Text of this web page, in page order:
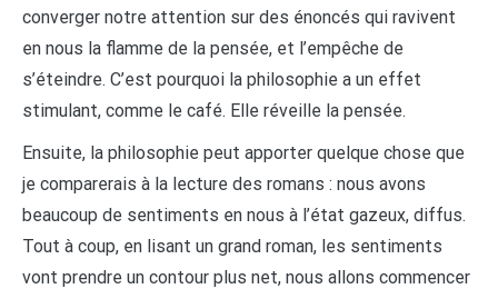
converger notre attention sur des énoncés qui ravivent
en nous la flamme de la pensée, et l’empêche de
s’éteindre. C’est pourquoi la philosophie a un effet
stimulant, comme le café. Elle réveille la pensée.
Ensuite, la philosophie peut apporter quelque chose que
je comparerais à la lecture des romans : nous avons
beaucoup de sentiments en nous à l’état gazeux, diffus.
Tout à coup, en lisant un grand roman, les sentiments
vont prendre un contour plus net, nous allons commencer